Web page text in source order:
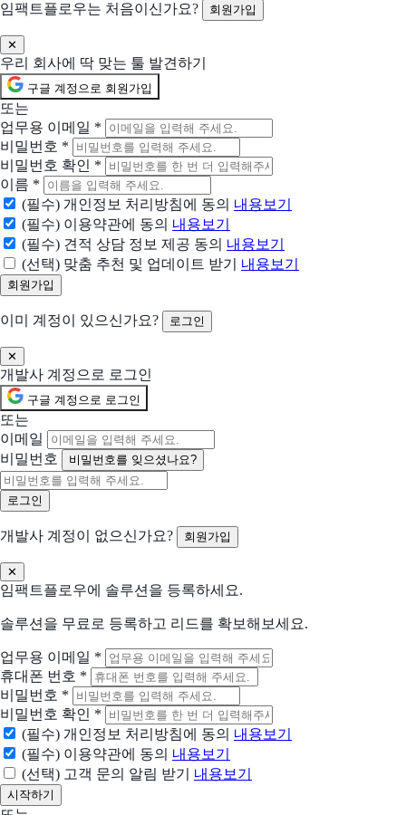
선택한 업체들과 함께 비교 제안을 받아볼 수 있어요
n8n
클로바노트
모든 회의를 기록, 요약하는 업무용 AI 회의록 네이버웍스 클로바노트
Make
AI + automation at scale — 단일 시각화 플랫폼
로우코드·AI 기반의 종합 자동화 솔루션으로 프로세스 최적화
UiPath
UiPath Platform — 로봇과 에이전트 통합
GitBook
git 기반 워크플로에서 협업하고 빌드하세요
Guru
Drag
Gmail에서 워크플로 자동화
인라인 AI
문서를 작성하는 내 PC 속 AI 비서
스마트해썹
식품안전, 자동화는 기본.이제는 AI와 클라우드로 더 똑똑하게 CCP 자동 연
현재 어떤 상황이신가요?
도입상황을 선택해 주세요.
임팩트플로우는 처음이신가요? 회원가입
✕
우리 회사에 딱 맞는 툴 발견하기
구글 계정으로 회원가입
또는
업무용 이메일 *
비밀번호 *
비밀번호 확인 *
이름 *
(필수) 개인정보 처리방침에 동의 내용보기
(필수) 이용약관에 동의 내용보기
(필수) 견적 상담 정보 제공 동의 내용보기
(선택) 맞춤 추천 및 업데이트 받기
내용보기
이미 계정이 있으신가요? 로그인
✕
개발사 계정으로 로그인
구글 계정으로 로그인
또는
이메일
비밀번호
비밀번호를 잊으셨나요?
개발사 계정이 없으신가요? 회원가입
✕
임팩트플로우에 솔루션을 등록하세요.
솔루션을 무료로 등록하고 리드를 확보해보세요.
업무용 이메일 *
휴대폰 번호 *
비밀번호 *
비밀번호 확인 *
(필수) 개인정보 처리방침에 동의 내용보기
(필수) 이용약관에 동의 내용보기
(선택) 고객 문의 알림 받기
내용보기